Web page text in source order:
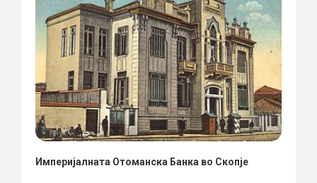
Империјалната Отоманска Банка во Скопје